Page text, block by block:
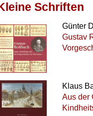
Schriften
Günter
Gustav
Klaus
Aus der